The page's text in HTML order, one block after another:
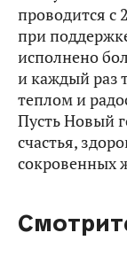
проводится с
при
исполнено
и каждый раз
теплом и
Пусть Новый
счастья,
сокровенных